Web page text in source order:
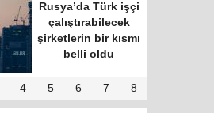
Rusya’da Türk işçi
çalıştırabilecek
şirketlerin bir kısmı
belli oldu
4 5 6 7 8